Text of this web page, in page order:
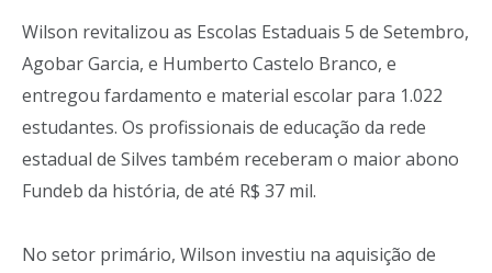
Wilson revitalizou as Escolas Estaduais 5 de Setembro,
Agobar Garcia, e Humberto Castelo Branco, e
entregou fardamento e material escolar para 1.022
estudantes. Os profissionais de educação da rede
estadual de Silves também receberam o maior abono
Fundeb da história, de até R$ 37 mil.
No setor primário, Wilson investiu na aquisição de